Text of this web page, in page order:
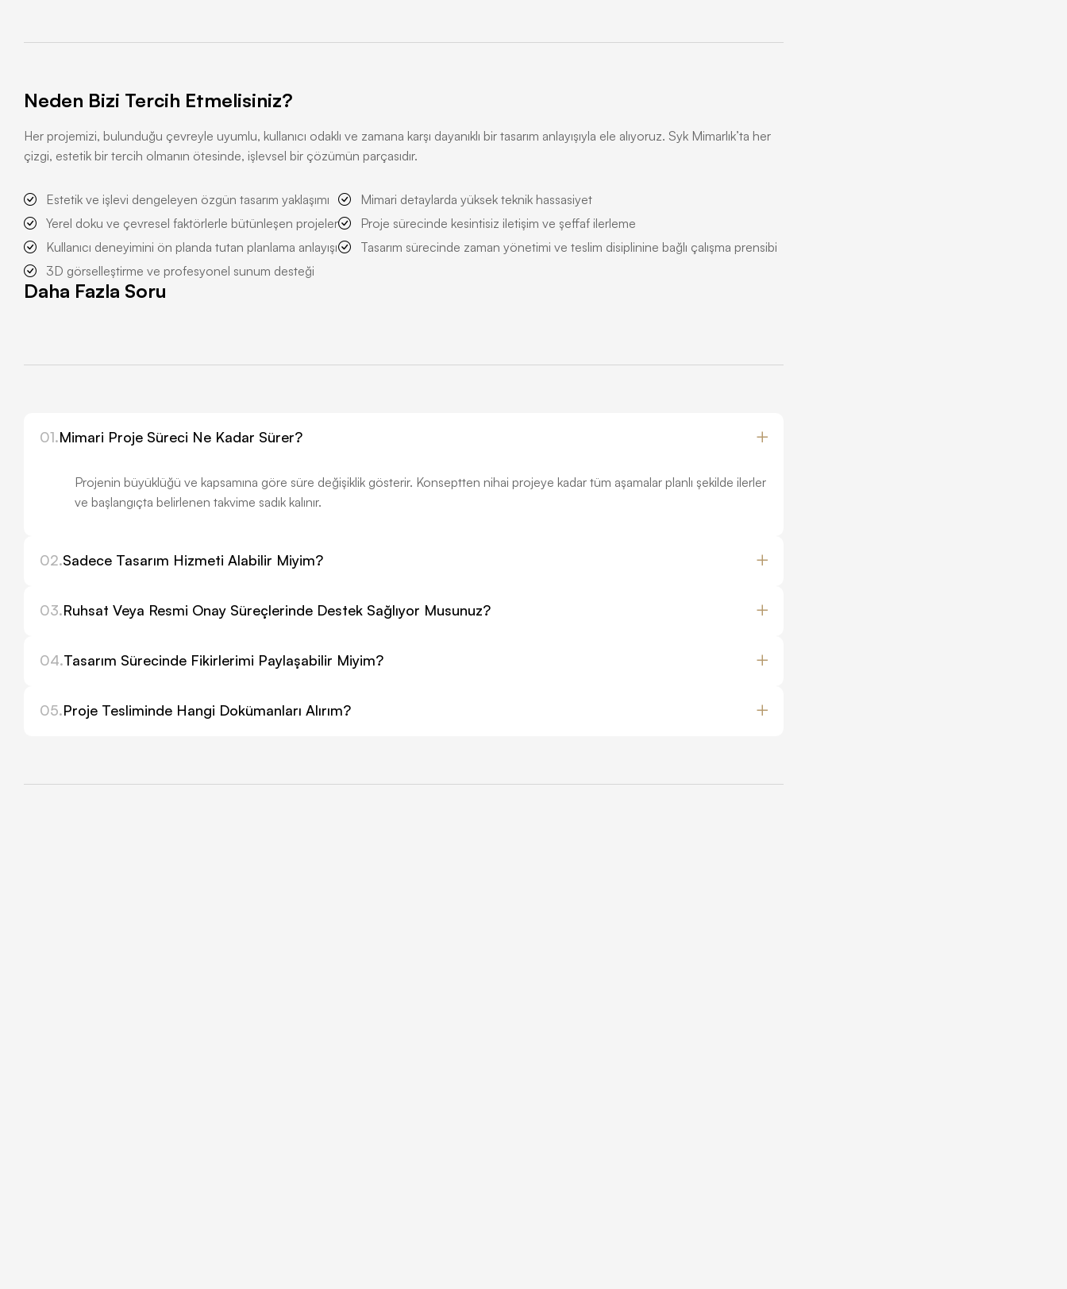
Neden Bizi Tercih Etmelisiniz?
Her projemizi, bulunduğu çevreyle uyumlu, kullanıcı odaklı ve zamana karşı dayanıklı bir tasarım anlayışıyla ele alıyoruz. Syk Mimarlık’ta her
çizgi, estetik bir tercih olmanın ötesinde, işlevsel bir çözümün parçasıdır.
Estetik ve işlevi dengeleyen özgün tasarım yaklaşımı
Yerel doku ve çevresel faktörlerle bütünleşen projeler
Kullanıcı deneyimini ön planda tutan planlama anlayışı
3D görselleştirme ve profesyonel sunum desteği
Mimari detaylarda yüksek teknik hassasiyet
Proje sürecinde kesintisiz iletişim ve şeffaf ilerleme
Tasarım sürecinde zaman yönetimi ve teslim disiplinine bağlı çalışma prensibi
Daha Fazla Soru
01.Mimari Proje Süreci Ne Kadar Sürer?
Projenin büyüklüğü ve kapsamına göre süre değişiklik gösterir. Konseptten nihai projeye kadar tüm aşamalar planlı şekilde ilerler
ve başlangıçta belirlenen takvime sadık kalınır.
02.Sadece Tasarım Hizmeti Alabilir Miyim?
03.Ruhsat Veya Resmi Onay Süreçlerinde Destek Sağlıyor Musunuz?
04.Tasarım Sürecinde Fikirlerimi Paylaşabilir Miyim?
05.Proje Tesliminde Hangi Dokümanları Alırım?